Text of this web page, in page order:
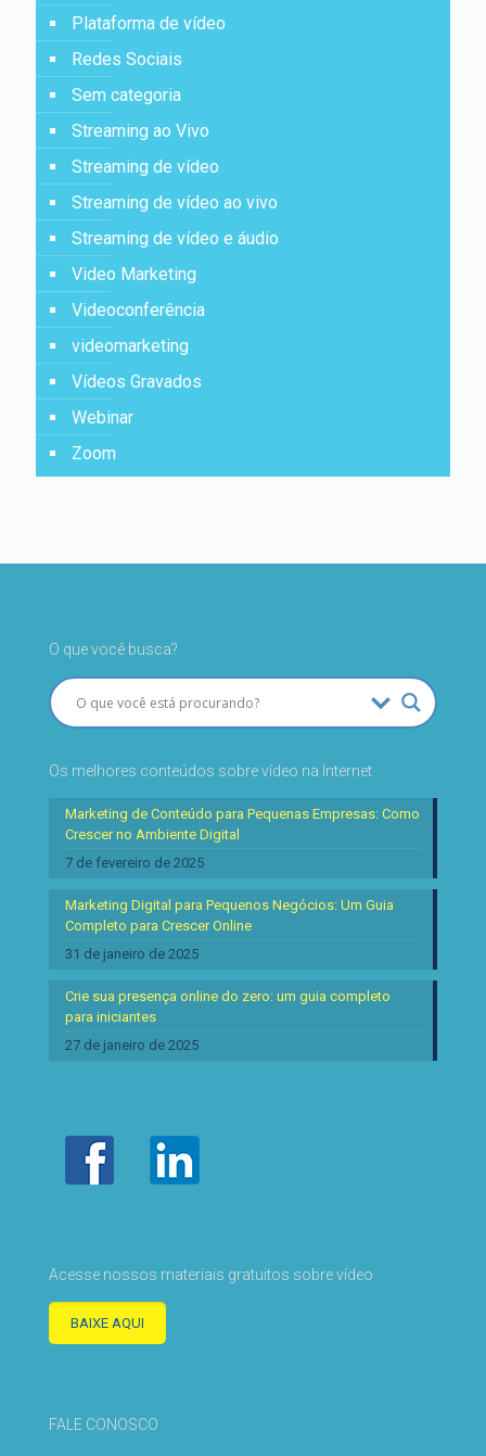
Plataforma de vídeo
Redes Sociais
Sem categoria
Streaming ao Vivo
Streaming de vídeo
Streaming de vídeo ao vivo
Streaming de vídeo e áudio
Video Marketing
Videoconferência
videomarketing
Vídeos Gravados
Webinar
Zoom
O que você busca?
Os melhores conteúdos sobre vídeo na Internet
Marketing de Conteúdo para Pequenas Empresas: Como
Crescer no Ambiente Digital
7 de fevereiro de 2025
Marketing Digital para Pequenos Negócios: Um Guia
Completo para Crescer Online
31 de janeiro de 2025
Crie sua presença online do zero: um guia completo
para iniciantes
27 de janeiro de 2025
Acesse nossos materiais gratuitos sobre vídeo
BAIXE AQUI
FALE CONOSCO